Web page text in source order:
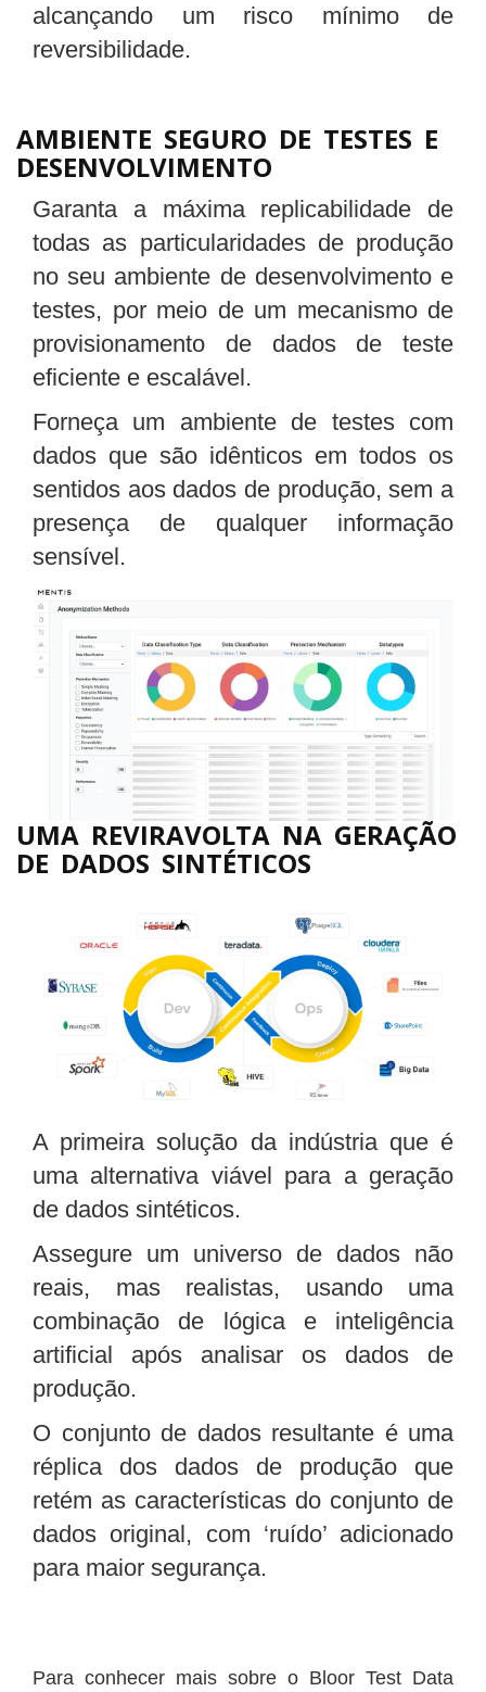
alcançando um risco mínimo de
reversibilidade.
AMBIENTE SEGURO DE TESTES E
DESENVOLVIMENTO
Garanta a máxima replicabilidade de
todas as particularidades de produção
no seu ambiente de desenvolvimento e
testes, por meio de um mecanismo de
provisionamento de dados de teste
eficiente e escalável.
Forneça um ambiente de testes com
dados que são idênticos em todos os
sentidos aos dados de produção, sem a
presença de qualquer informação
sensível.
UMA REVIRAVOLTA NA GERAÇÃO
DE DADOS SINTÉTICOS
A primeira solução da indústria que é
uma alternativa viável para a geração
de dados sintéticos.
Assegure um universo de dados não
reais, mas realistas, usando uma
combinação de lógica e inteligência
artificial após analisar os dados de
produção.
O conjunto de dados resultante é uma
réplica dos dados de produção que
retém as características do conjunto de
dados original, com ‘ruído’ adicionado
para maior segurança.
Para conhecer mais sobre o Bloor Test Data